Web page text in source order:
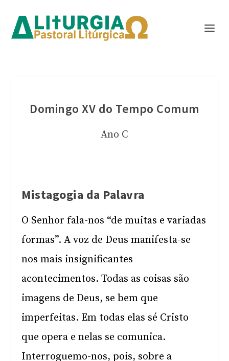
Domingo XV do Tempo Comum
Ano C
Mistagogia da Palavra
O Senhor fala-nos “de muitas e variadas
formas”. A voz de Deus manifesta-se
nos mais insignificantes
acontecimentos. Todas as coisas são
imagens de Deus, se bem que
imperfeitas. Em todas elas sé Cristo
que opera e nelas se comunica.
Interroguemo-nos, pois, sobre a